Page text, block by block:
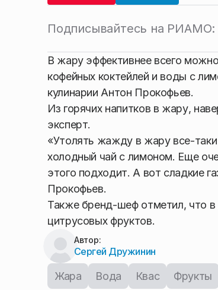
Подписывайтесь на РИАМО:
В жару эффективнее всего
кофейных коктейлей и воды с
кулинарии Антон Прокофьев.
Из горячих напитков в жару,
эксперт.
«Утолять жажду в жару все-
холодный чай с лимоном. Еще
этого подходит. А вот сладкие
Прокофьев.
Также бренд-шеф отметил, что
цитрусовых фруктов.
Автор:
Сергей Дружинин
Жара Вода Квас Фрукты